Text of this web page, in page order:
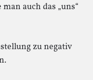
auch das „uns“
zu negativ